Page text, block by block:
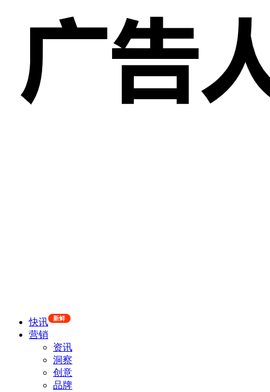
快讯 新鲜
营销
资讯
洞察
创意
品牌